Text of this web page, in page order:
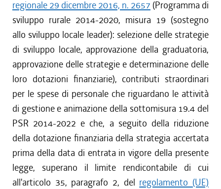
regionale 29 dicembre 2016, n. 2657 (Programma di
sviluppo rurale 2014-2020, misura 19 (sostegno
allo sviluppo locale leader): selezione delle strategie
di sviluppo locale, approvazione della graduatoria,
approvazione delle strategie e determinazione delle
loro dotazioni finanziarie), contributi straordinari
per le spese di personale che riguardano le attività
di gestione e animazione della sottomisura 19.4 del
PSR 2014-2022 e che, a seguito della riduzione
della dotazione finanziaria della strategia accertata
prima della data di entrata in vigore della presente
legge, superano il limite rendicontabile di cui
all'articolo 35, paragrafo 2, del regolamento (UE)